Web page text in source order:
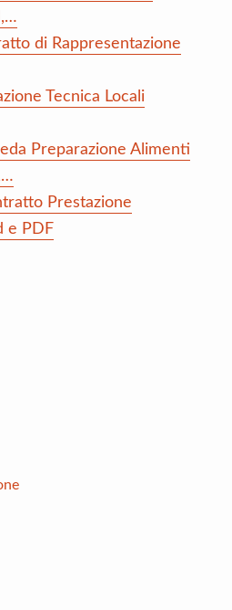
di Rappresentazione
Tecnica Locali
Preparazione Alimenti
Prestazione
e PDF